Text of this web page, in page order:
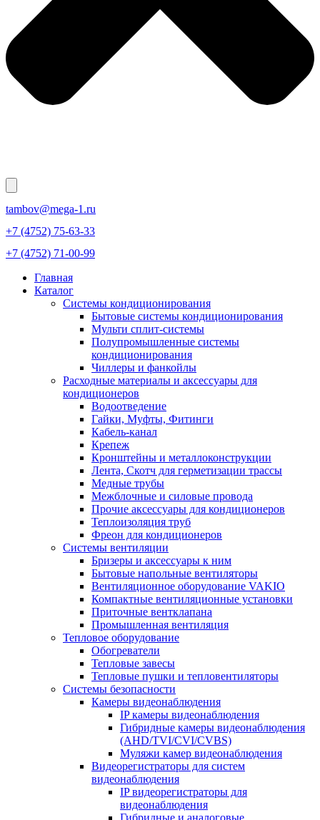
tambov@mega-1.ru
+7 (4752) 75-63-33
+7 (4752) 71-00-99
Главная
Каталог
Системы кондиционирования
Бытовые системы кондиционирования
Мульти сплит-системы
Полупромышленные системы
кондиционирования
Чиллеры и фанкойлы
Расходные материалы и аксессуары для
кондиционеров
Водоотведение
Гайки, Муфты, Фитинги
Кабель-канал
Крепеж
Кронштейны и металлоконструкции
Лента, Скотч для герметизации трассы
Медные трубы
Межблочные и силовые провода
Прочие аксессуары для кондиционеров
Теплоизоляция труб
Фреон для кондиционеров
Системы вентиляции
Бризеры и аксессуары к ним
Бытовые напольные вентиляторы
Вентиляционное оборудование VAKIO
Компактные вентиляционные установки
Приточные вентклапана
Промышленная вентиляция
Тепловое оборудование
Обогреватели
Тепловые завесы
Тепловые пушки и тепловентиляторы
Системы безопасности
Камеры видеонаблюдения
IP камеры видеонаблюдения
Гибридные камеры видеонаблюдения
(AHD/TVI/CVI/CVBS)
Муляжи камер видеонаблюдения
Видеорегистраторы для систем
видеонаблюдения
IP видеорегистраторы для
видеонаблюдения